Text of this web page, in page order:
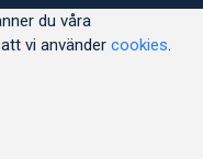
du våra
vi använder cookies.